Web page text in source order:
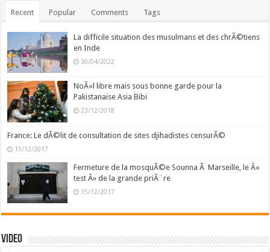
Recent Popular Comments Tags
La difficile situation des musulmans et des chrÃ©tiens
en Inde
30/04/2022
NoÃ«l libre mais sous bonne garde pour la
Pakistanaise Asia Bibi
23/12/2018
France: Le dÃ©lit de consultation de sites djihadistes censurÃ©
15/12/2017
Fermeture de la mosquÃ©e Sounna Ã Marseille, le Â«
test Â» de la grande priÃ¨re
15/12/2017
Video